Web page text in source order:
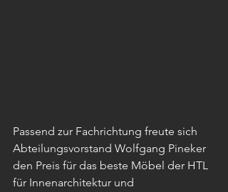
Passend zur Fachrichtung freute sich
Abteilungsvorstand Wolfgang Pineker
den Preis für das beste Möbel der HTL
für Innenarchitektur und